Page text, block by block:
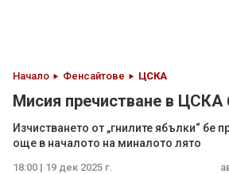
Начало Фенсайтове ЦСКА
Мисия пречистване в
Изчистването от „гнилите ябълки“ бе
още в началото на миналото лято
18:00 | 19 дек 2025 г.